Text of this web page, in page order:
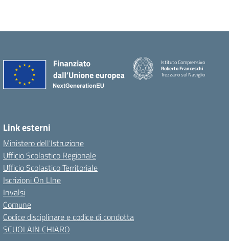
Istituto Comprensivo
Roberto Franceschi
Trezzano sul Naviglio
Link esterni
Ministero dell'Istruzione
Ufficio Scolastico Regionale
Ufficio Scolastico Territoriale
Iscrizioni On LIne
Invalsi
Comune
Codice disciplinare e codice di condotta
SCUOLAIN CHIARO